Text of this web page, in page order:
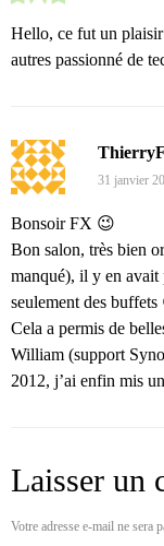
Hello, ce fut un
autres passionné de
ThierryF
31 janvier
Bonsoir FX 😉
Bon salon, très bien
manqué), il y en avait
seulement des
Cela a permis de
William (support
2012, j’ai enfin mis
Laisser un
Votre adresse e-mail ne sera